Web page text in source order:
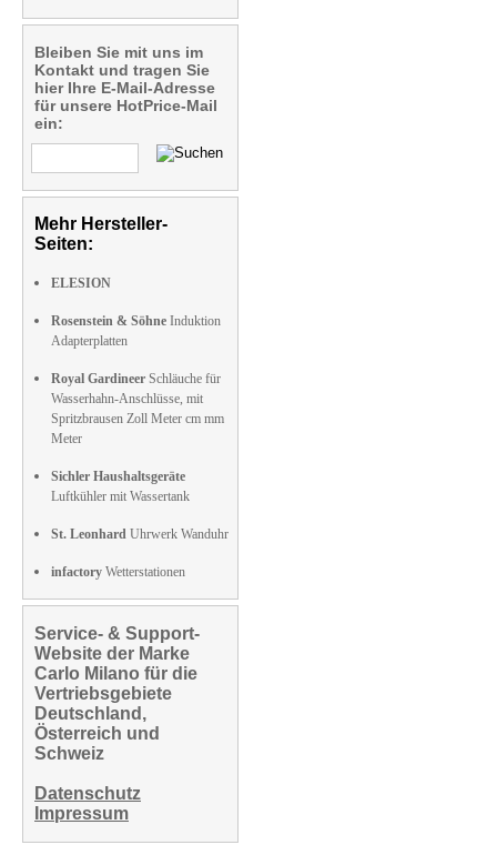
Bleiben Sie mit uns im
Kontakt und tragen Sie
hier Ihre E-Mail-Adresse
für unsere HotPrice-Mail
ein:
Mehr Hersteller-
Seiten:
ELESION
Rosenstein & Söhne Induktion
Adapterplatten
Royal Gardineer Schläuche für
Wasserhahn-Anschlüsse, mit
Spritzbrausen Zoll Meter cm mm
Meter
Sichler Haushaltsgeräte
Luftkühler mit Wassertank
St. Leonhard Uhrwerk Wanduhr
infactory Wetterstationen
Service- & Support-
Website der Marke
Carlo Milano für die
Vertriebsgebiete
Deutschland,
Österreich und
Schweiz
Datenschutz
Impressum